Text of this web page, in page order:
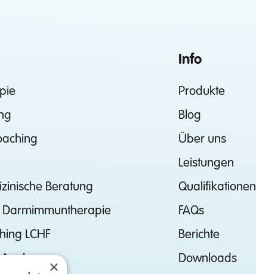
Beratung
Darmimmuntherapie
LCHF
Info
Produkte
Blog
Über uns
Leistungen
Qualifikationen
FAQs
Berichte
Downloads
×